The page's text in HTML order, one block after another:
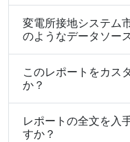
変電所接地システム
のようなデータソー
このレポートをカス
か？
レポートの全文を入
すか？